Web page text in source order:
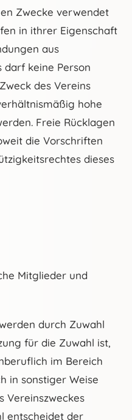
Zwecke verwendet
in ithrer Eigenschaft
aus
darf keine Person
des Vereins
hohe
Freie Rücklagen
die Vorschriften
dieses
Mitglieder und
durch Zuwahl
für die Zuwahl ist,
im Bereich
in sonstiger Weise
Vereinszweckes
entscheidet der